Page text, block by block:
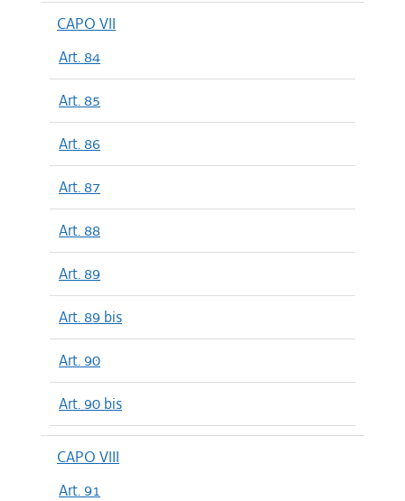
CAPO VII
Art. 84
Art. 85
Art. 86
Art. 87
Art. 88
Art. 89
Art. 89 bis
Art. 90
Art. 90 bis
CAPO VIII
Art. 91